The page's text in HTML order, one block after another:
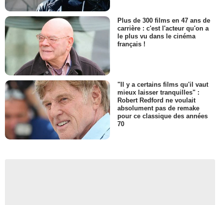
Plus de 300 films en 47 ans de
carrière : c'est l'acteur qu'on a
le plus vu dans le cinéma
français !
"Il y a certains films qu'il vaut
mieux laisser tranquilles" :
Robert Redford ne voulait
absolument pas de remake
pour ce classique des années
70